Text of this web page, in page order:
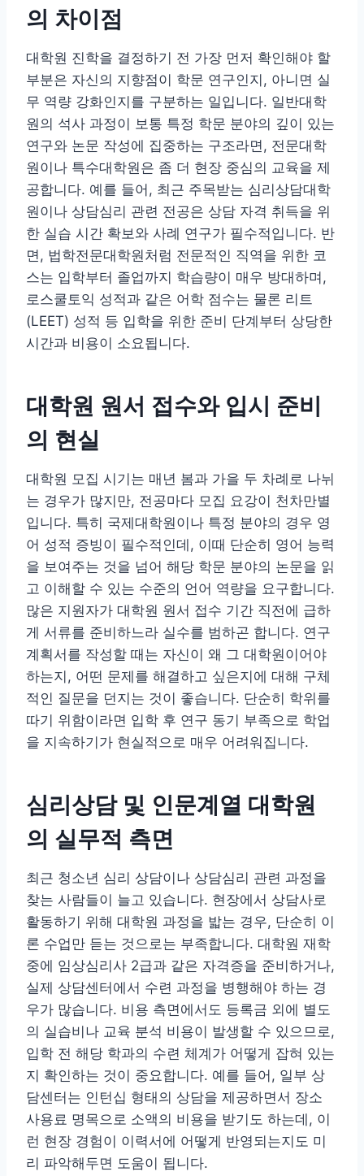
의 차이점
대학원 진학을 결정하기 전 가장 먼저 확인해야 할
부분은 자신의 지향점이 학문 연구인지, 아니면 실
무 역량 강화인지를 구분하는 일입니다. 일반대학
원의 석사 과정이 보통 특정 학문 분야의 깊이 있는
연구와 논문 작성에 집중하는 구조라면, 전문대학
원이나 특수대학원은 좀 더 현장 중심의 교육을 제
공합니다. 예를 들어, 최근 주목받는 심리상담대학
원이나 상담심리 관련 전공은 상담 자격 취득을 위
한 실습 시간 확보와 사례 연구가 필수적입니다. 반
면, 법학전문대학원처럼 전문적인 직역을 위한 코
스는 입학부터 졸업까지 학습량이 매우 방대하며,
로스쿨토익 성적과 같은 어학 점수는 물론 리트
(LEET) 성적 등 입학을 위한 준비 단계부터 상당한
시간과 비용이 소요됩니다.
대학원 원서 접수와 입시 준비
의 현실
대학원 모집 시기는 매년 봄과 가을 두 차례로 나뉘
는 경우가 많지만, 전공마다 모집 요강이 천차만별
입니다. 특히 국제대학원이나 특정 분야의 경우 영
어 성적 증빙이 필수적인데, 이때 단순히 영어 능력
을 보여주는 것을 넘어 해당 학문 분야의 논문을 읽
고 이해할 수 있는 수준의 언어 역량을 요구합니다.
많은 지원자가 대학원 원서 접수 기간 직전에 급하
게 서류를 준비하느라 실수를 범하곤 합니다. 연구
계획서를 작성할 때는 자신이 왜 그 대학원이어야
하는지, 어떤 문제를 해결하고 싶은지에 대해 구체
적인 질문을 던지는 것이 좋습니다. 단순히 학위를
따기 위함이라면 입학 후 연구 동기 부족으로 학업
을 지속하기가 현실적으로 매우 어려워집니다.
심리상담 및 인문계열 대학원
의 실무적 측면
최근 청소년 심리 상담이나 상담심리 관련 과정을
찾는 사람들이 늘고 있습니다. 현장에서 상담사로
활동하기 위해 대학원 과정을 밟는 경우, 단순히 이
론 수업만 듣는 것으로는 부족합니다. 대학원 재학
중에 임상심리사 2급과 같은 자격증을 준비하거나,
실제 상담센터에서 수련 과정을 병행해야 하는 경
우가 많습니다. 비용 측면에서도 등록금 외에 별도
의 실습비나 교육 분석 비용이 발생할 수 있으므로,
입학 전 해당 학과의 수련 체계가 어떻게 잡혀 있는
지 확인하는 것이 중요합니다. 예를 들어, 일부 상
담센터는 인턴십 형태의 상담을 제공하면서 장소
사용료 명목으로 소액의 비용을 받기도 하는데, 이
런 현장 경험이 이력서에 어떻게 반영되는지도 미
리 파악해두면 도움이 됩니다.